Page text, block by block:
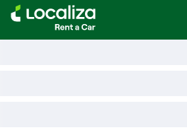
LOCALIZA ALQUILER DE VEHÍCULOS |